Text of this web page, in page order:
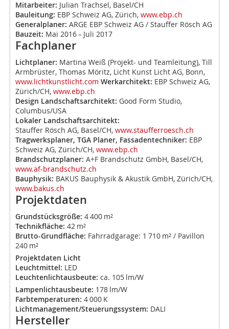
Mitarbeiter: Julian Trachsel, Basel/CH
Bauleitung: EBP Schweiz AG, Zürich, www.ebp.ch
Generalplaner: ARGE EBP Schweiz AG / Stauffer Rösch AG
Bauzeit: Mai 2016 – Juli 2017
Fachplaner
Lichtplaner: Martina Weiß (Projekt- und Teamleitung), Till
Armbrüster, Thomas Möritz, Licht Kunst Licht AG, Bonn,
www.lichtkunstlicht.com Werkarchitekt: EBP Schweiz AG,
Zürich/CH, www.ebp.ch
Design Landschaftsarchitekt: Good Form Studio,
Columbus/USA
Lokaler Landschaftsarchitekt:
Stauffer Rösch AG, Basel/CH, www.staufferroesch.ch
Tragwerksplaner, TGA Planer, Fassadentechniker: EBP
Schweiz AG, Zürich/CH, www.ebp.ch
Brandschutzplaner: A+F Brandschutz GmbH, Basel/CH,
www.af-brandschutz.ch
Bauphysik: BAKUS Bauphysik & Akustik GmbH, Zürich/CH,
www.bakus.ch
Projektdaten
Grundstücksgröße: 4 400 m²
Technikfläche: 42 m²
Brutto-Grundfläche: Fahrradgarage: 1 710 m² / Pavillon
240 m²
Projektdaten Licht
Leuchtmittel: LED
Leuchtenlichtausbeute: ca. 105 lm/W
Lampenlichtausbeute: 178 lm/W
Farbtemperaturen: 4 000 K
Lichtmanagement/Steuerungssystem: DALI
Hersteller